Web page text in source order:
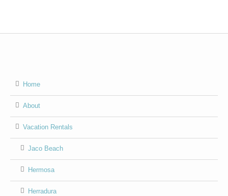
Home
About
Vacation Rentals
Jaco Beach
Hermosa
Herradura